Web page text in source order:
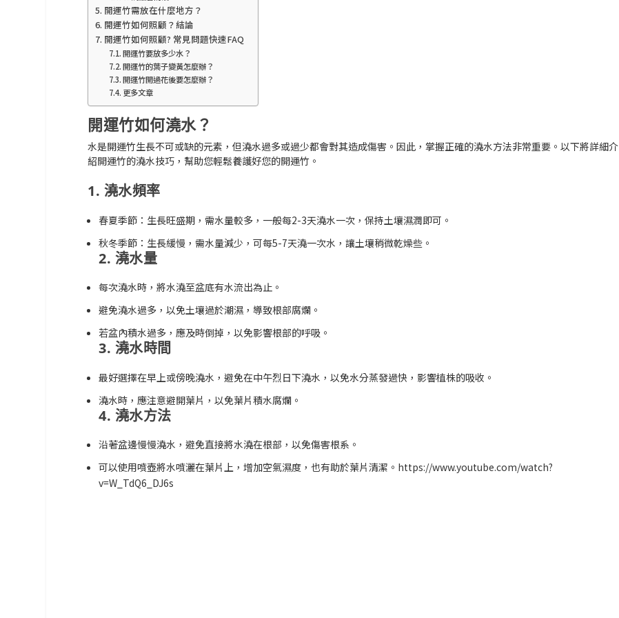
開運竹需放在什麼地方？
開運竹如何照顧？結論
開運竹如何照顧? 常見問題快速FAQ
開運竹要放多少水？
開運竹的葉子變黃怎麼辦？
開運竹開過花後要怎麼辦？
更多文章
開運竹如何澆水？
水是開運竹生長不可或缺的元素，但澆水過多或過少都會對其造成傷害。因此，掌握正確的澆水方法非常重要。以下將詳細介
紹開運竹的澆水技巧，幫助您輕鬆養護好您的開運竹。
1. 澆水頻率
春夏季節：生長旺盛期，需水量較多，一般每2-3天澆水一次，保持土壤濕潤即可。
秋冬季節：生長緩慢，需水量減少，可每5-7天澆一次水，讓土壤稍微乾燥些。
2. 澆水量
每次澆水時，將水澆至盆底有水流出為止。
避免澆水過多，以免土壤過於潮濕，導致根部腐爛。
若盆內積水過多，應及時倒掉，以免影響根部的呼吸。
3. 澆水時間
最好選擇在早上或傍晚澆水，避免在中午烈日下澆水，以免水分蒸發過快，影響植株的吸收。
澆水時，應注意避開葉片，以免葉片積水腐爛。
4. 澆水方法
沿著盆邊慢慢澆水，避免直接將水澆在根部，以免傷害根系。
可以使用噴壺將水噴灑在葉片上，增加空氣濕度，也有助於葉片清潔。https://www.youtube.com/watch?
v=W_TdQ6_DJ6s